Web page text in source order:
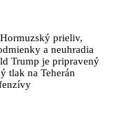
prieliv,
a neuhradia
Trump je pripravený
tlak na Teherán